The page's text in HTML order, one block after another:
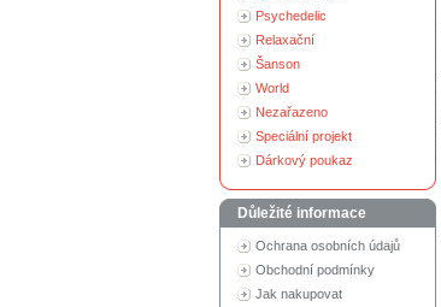
Psychedelic
Relaxační
Šanson
World
Nezařazeno
Speciální projekt
Dárkový poukaz
Důležité informace
Ochrana osobních údajů
Obchodní podmínky
Jak nakupovat